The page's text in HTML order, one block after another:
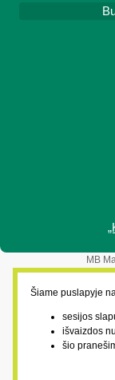
MB
Šiame puslapyje
sesijos
išvaizdos
šio